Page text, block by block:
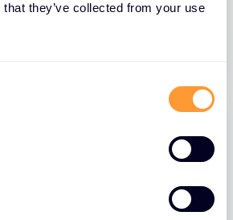
they’ve collected from your use